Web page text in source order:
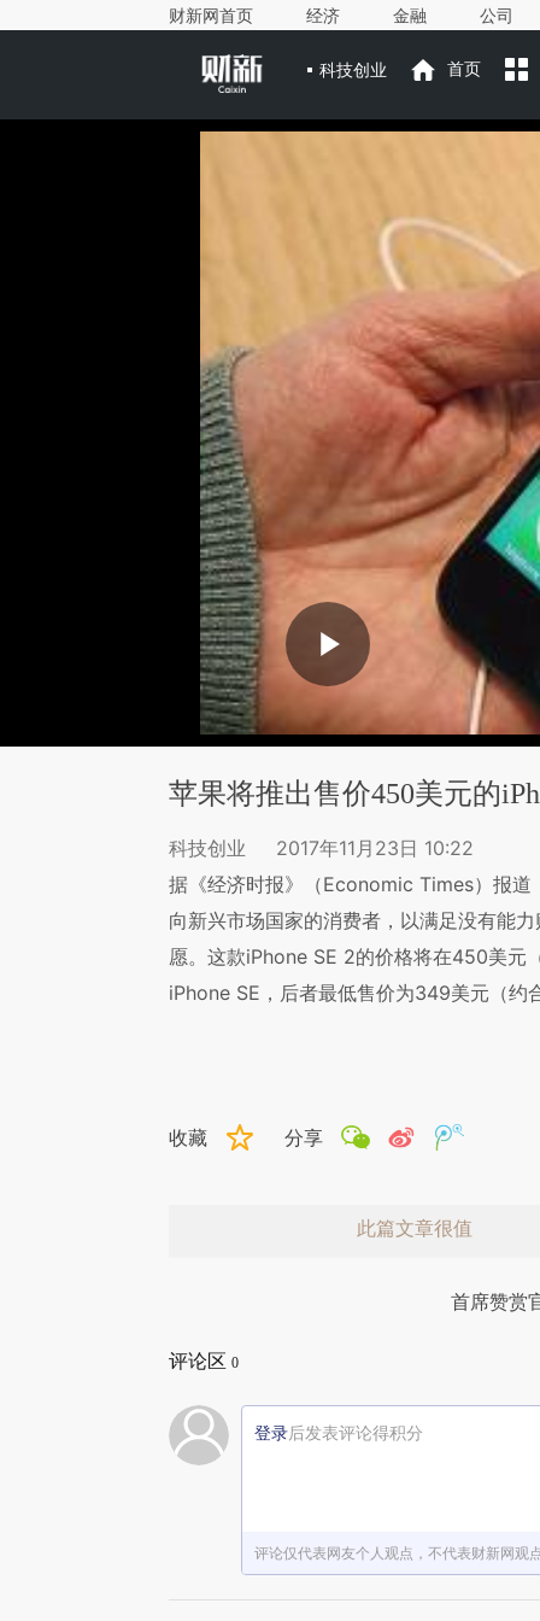
财新网首页 经济 金融 公司
科技创业 首页
苹果将推出售价450美元的
科技创业
2017年11月23日 10:22
据《经济时报》（Economic Times）报
向新兴市场国家的消费者，以满足没有能
愿。这款iPhone SE 2的价格将在450美元
iPhone SE，后者最低售价为349美元（约
收藏 分享
此篇文章很值
首席赞赏
评论区 0
登录后发表评论得积分
评论仅代表网友个人观点，不代表财新网观